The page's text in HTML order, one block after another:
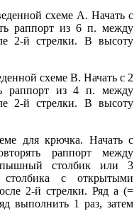
схеме А. Начать с
раппорт из 6 п. между
2-й стрелки. В высоту
схеме В. Начать с 2
раппорт из 4 п. между
2-й стрелки. В высоту
для крючка. Начать с
раппорт между
пышный столбик или 3
с открытыми
2-й стрелки. Ряд а (=
выполнить 1 раз, затем